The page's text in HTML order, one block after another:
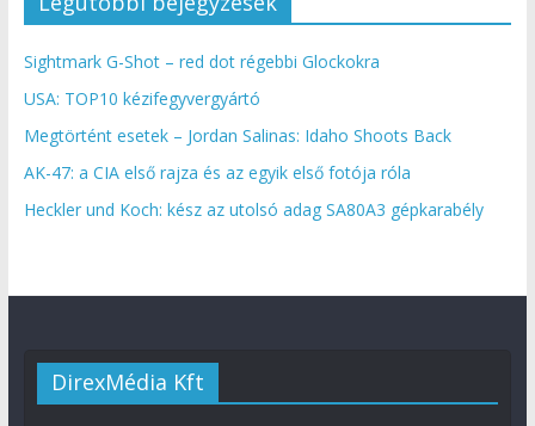
Sightmark G-Shot – red dot régebbi Glockokra
USA: TOP10 kézifegyvergyártó
Megtörtént esetek – Jordan Salinas: Idaho Shoots Back
AK-47: a CIA első rajza és az egyik első fotója róla
Heckler und Koch: kész az utolsó adag SA80A3 gépkarabély
DirexMédia Kft